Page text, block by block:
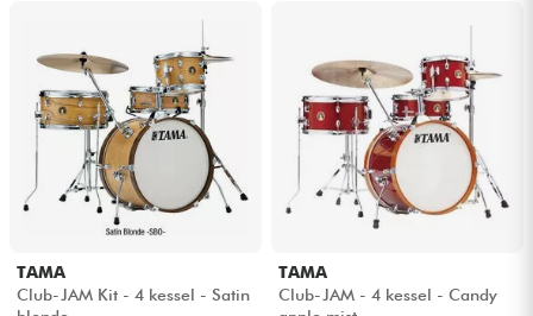
TAMA
Club-JAM Kit - 4 kessel - Satin
TAMA
Club-JAM - 4 kessel - Candy